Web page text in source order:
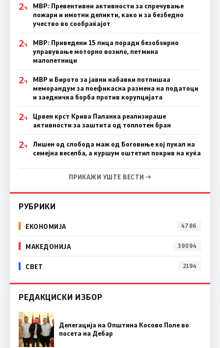
2Ч
МВР: Превентивни активности за спречување
пожари и имотни деликти, како и за безбедно
учество во сообраќајот
2Ч
МВР: Приведени 15 лица поради безобѕирно
управување моторно возило, петмина
малолетници
2Ч
МВР и Бирото за јавни набавки потпишаа
меморандум за поефикасна размена на податоци
и заедничка борба против корупцијата
2Ч
Црвен крст Крива Паланка реализираше
активности за заштита од топлотен бран
2Ч
Лишен од слобода маж од Боговиње кој пукал на
семејна веселба, а куршум оштетил покрив на куќа
ПРИКАЖИ УШТЕ ВЕСТИ →
РУБРИКИ
ЕКОНОМИЈА 4786
МАКЕДОНИЈА 39094
СВЕТ 2194
РЕДАКЦИСКИ ИЗБОР
Делегација на Општина Косово Поле во
посета на Дебар